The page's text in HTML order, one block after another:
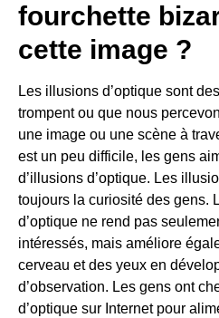
fourchette
cette image ?
Les illusions d’optique sont
trompent ou que nous
une image ou une scène à
est un peu difficile, les gens
d’illusions d’optique. Les
toujours la curiosité des gens.
d’optique ne rend pas
intéressés, mais améliore
cerveau et des yeux en
d’observation. Les gens ont
d’optique sur Internet pour